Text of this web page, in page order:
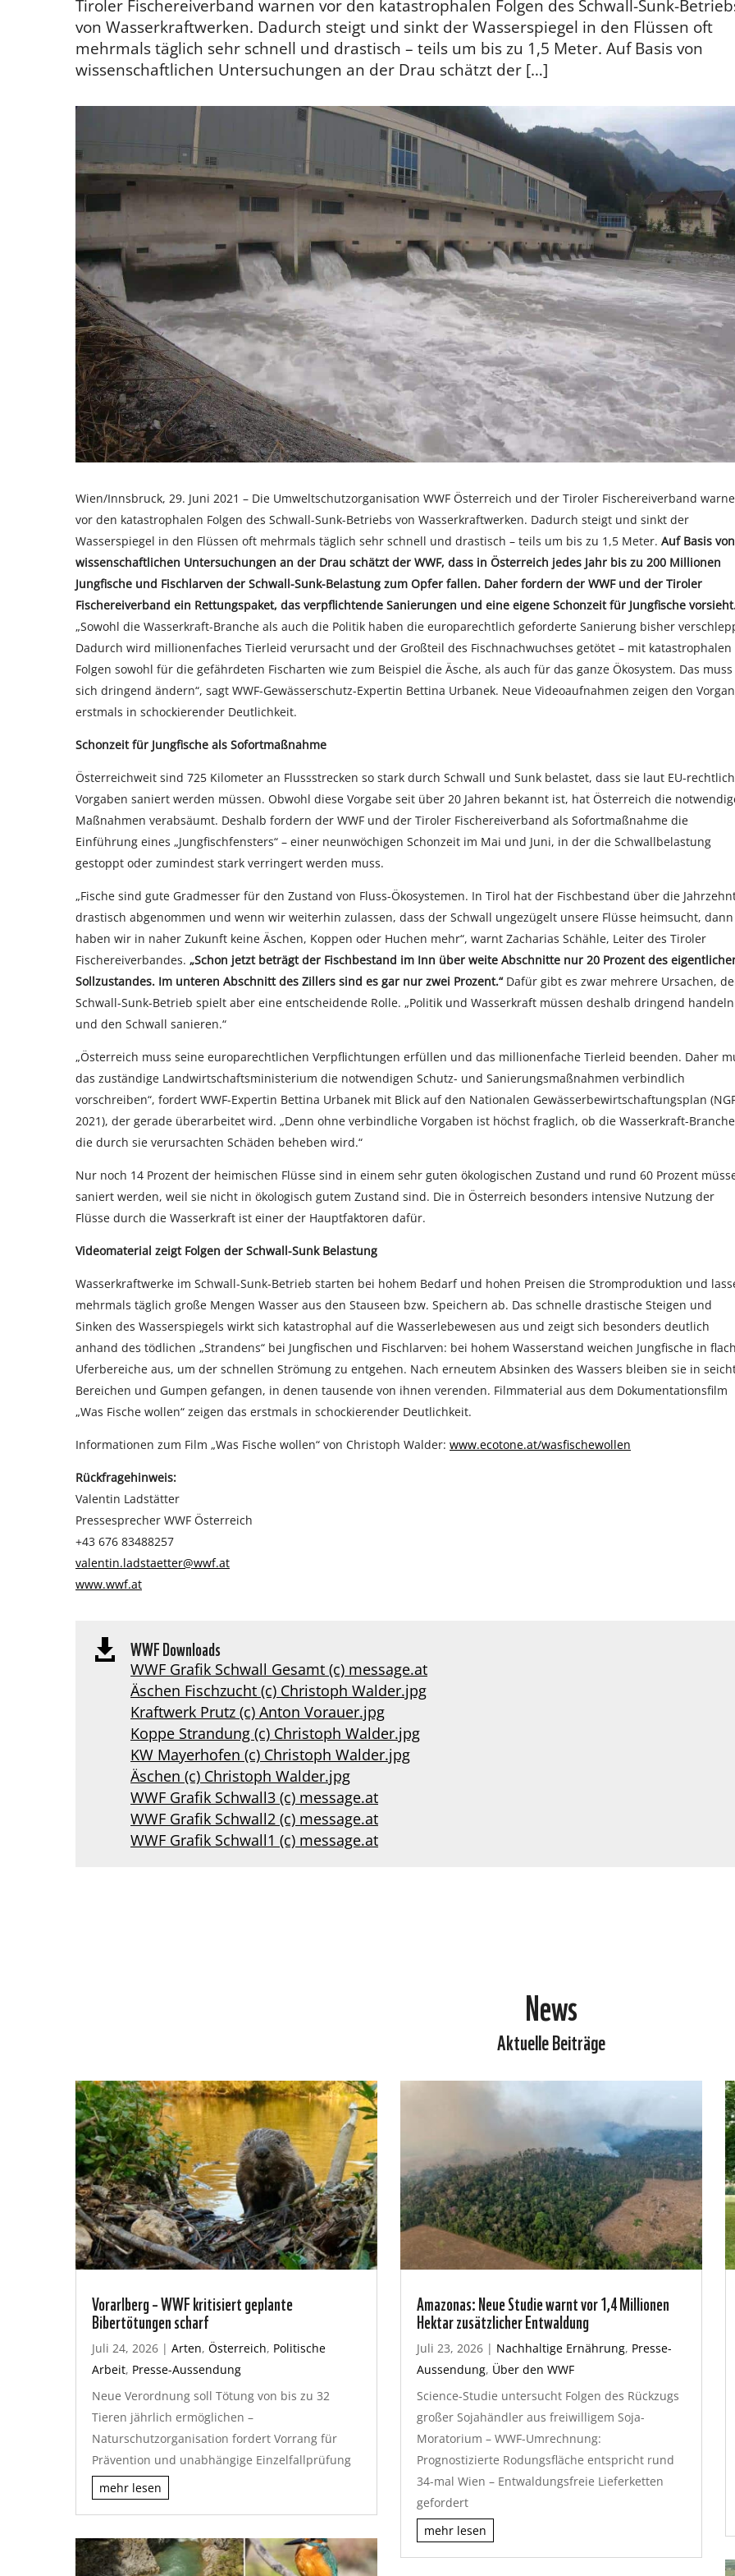
Tiroler Fischereiverband warnen vor den katastrophalen Folgen des Schwall-Sunk-
von Wasserkraftwerken. Dadurch steigt und sinkt der Wasserspiegel in den Flüssen oft
mehrmals täglich sehr schnell und drastisch – teils um bis zu 1,5 Meter. Auf Basis von
wissenschaftlichen Untersuchungen an der Drau schätzt der […]
Wien/Innsbruck, 29. Juni 2021 – Die Umweltschutzorganisation WWF Österreich und der Tiroler Fischereiverband
vor den katastrophalen Folgen des Schwall-Sunk-Betriebs von Wasserkraftwerken. Dadurch steigt und sinkt der
Wasserspiegel in den Flüssen oft mehrmals täglich sehr schnell und drastisch – teils um bis zu 1,5 Meter. Auf Basis von
wissenschaftlichen Untersuchungen an der Drau schätzt der WWF, dass in Österreich jedes Jahr bis zu 200 Millionen
Jungfische und Fischlarven der Schwall-Sunk-Belastung zum Opfer fallen. Daher fordern der WWF und der Tiroler
Fischereiverband ein Rettungspaket, das verpflichtende Sanierungen und eine eigene Schonzeit für Jungfische
„Sowohl die Wasserkraft-Branche als auch die Politik haben die europarechtlich geforderte Sanierung bisher
Dadurch wird millionenfaches Tierleid verursacht und der Großteil des Fischnachwuchses getötet – mit katastrophalen
Folgen sowohl für die gefährdeten Fischarten wie zum Beispiel die Äsche, als auch für das ganze Ökosystem. Das muss
sich dringend ändern“, sagt WWF-Gewässerschutz-Expertin Bettina Urbanek. Neue Videoaufnahmen zeigen den
erstmals in schockierender Deutlichkeit.
Schonzeit für Jungfische als Sofortmaßnahme
Österreichweit sind 725 Kilometer an Flussstrecken so stark durch Schwall und Sunk belastet, dass sie laut EU-
Vorgaben saniert werden müssen. Obwohl diese Vorgabe seit über 20 Jahren bekannt ist, hat Österreich die
Maßnahmen verabsäumt. Deshalb fordern der WWF und der Tiroler Fischereiverband als Sofortmaßnahme die
Einführung eines „Jungfischfensters“ – einer neunwöchigen Schonzeit im Mai und Juni, in der die Schwallbelastung
gestoppt oder zumindest stark verringert werden muss.
„Fische sind gute Gradmesser für den Zustand von Fluss-Ökosystemen. In Tirol hat der Fischbestand über die
drastisch abgenommen und wenn wir weiterhin zulassen, dass der Schwall ungezügelt unsere Flüsse heimsucht, dann
haben wir in naher Zukunft keine Äschen, Koppen oder Huchen mehr“, warnt Zacharias Schähle, Leiter des Tiroler
Fischereiverbandes. „Schon jetzt beträgt der Fischbestand im Inn über weite Abschnitte nur 20 Prozent des
Sollzustandes. Im unteren Abschnitt des Zillers sind es gar nur zwei Prozent.“Dafür gibt es zwar mehrere Ursachen,
Schwall-Sunk-Betrieb spielt aber eine entscheidende Rolle. „Politik und Wasserkraft müssen deshalb dringend handeln
und den Schwall sanieren.“
„Österreich muss seine europarechtlichen Verpflichtungen erfüllen und das millionenfache Tierleid beenden. Daher
das zuständige Landwirtschaftsministerium die notwendigen Schutz- und Sanierungsmaßnahmen verbindlich
vorschreiben“, fordert WWF-Expertin Bettina Urbanek mit Blick auf den Nationalen Gewässerbewirtschaftungsplan
2021), der gerade überarbeitet wird. „Denn ohne verbindliche Vorgaben ist höchst fraglich, ob die Wasserkraft-Branche
die durch sie verursachten Schäden beheben wird.“
Nur noch 14 Prozent der heimischen Flüsse sind in einem sehr guten ökologischen Zustand und rund 60 Prozent
saniert werden, weil sie nicht in ökologisch gutem Zustand sind. Die in Österreich besonders intensive Nutzung der
Flüsse durch die Wasserkraft ist einer der Hauptfaktoren dafür.
Videomaterial zeigt Folgen der Schwall-Sunk Belastung
Wasserkraftwerke im Schwall-Sunk-Betrieb starten bei hohem Bedarf und hohen Preisen die Stromproduktion und
mehrmals täglich große Mengen Wasser aus den Stauseen bzw. Speichern ab. Das schnelle drastische Steigen und
Sinken des Wasserspiegels wirkt sich katastrophal auf die Wasserlebewesen aus und zeigt sich besonders deutlich
anhand des tödlichen „Strandens“ bei Jungfischen und Fischlarven: bei hohem Wasserstand weichen Jungfische in
Uferbereiche aus, um der schnellen Strömung zu entgehen. Nach erneutem Absinken des Wassers bleiben sie in
Bereichen und Gumpen gefangen, in denen tausende von ihnen verenden. Filmmaterial aus dem Dokumentationsfilm
„Was Fische wollen“ zeigen das erstmals in schockierender Deutlichkeit.
Informationen zum Film „Was Fische wollen“ von Christoph Walder: www.ecotone.at/wasfischewollen
Rückfragehinweis:
Valentin Ladstätter
Pressesprecher WWF Österreich
+43 676 83488257
valentin.ladstaetter@wwf.at
www.wwf.at
 WWF Downloads
WWF Grafik Schwall Gesamt (c) message.at
Äschen Fischzucht (c) Christoph Walder.jpg
Kraftwerk Prutz (c) Anton Vorauer.jpg
Koppe Strandung (c) Christoph Walder.jpg
KW Mayerhofen (c) Christoph Walder.jpg
Äschen (c) Christoph Walder.jpg
WWF Grafik Schwall3 (c) message.at
WWF Grafik Schwall2 (c) message.at
WWF Grafik Schwall1 (c) message.at
News
Aktuelle Beiträge
Vorarlberg – WWF kritisiert geplante
Bibertötungen scharf
Juli 24, 2026 | Arten, Österreich, Politische
Arbeit, Presse-Aussendung
Neue Verordnung soll Tötung von bis zu 32
Tieren jährlich ermöglichen –
Naturschutzorganisation fordert Vorrang für
Prävention und unabhängige Einzelfallprüfung
mehr lesen
Amazonas: Neue Studie warnt vor 1,4 Millionen
Hektar zusätzlicher Entwaldung
Juli 23, 2026| Nachhaltige Ernährung, Presse-
Aussendung, Über den WWF
Science-Studie untersucht Folgen des Rückzugs
großer Sojahändler aus freiwilligem Soja-
Moratorium – WWF-Umrechnung:
Prognostizierte Rodungsfläche entspricht rund
34-mal Wien – Entwaldungsfreie Lieferketten
gefordert
mehr lesen